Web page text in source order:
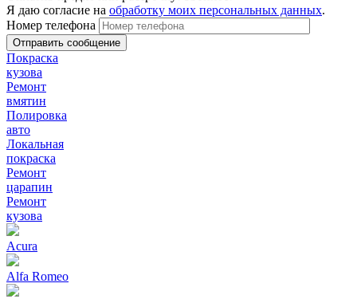
Я даю согласие на обработку моих персональных данных.
Номер телефона
Покраска
кузова
Ремонт
вмятин
Полировка
авто
Локальная
покраска
Ремонт
царапин
Ремонт
кузова
Acura
Alfa Romeo